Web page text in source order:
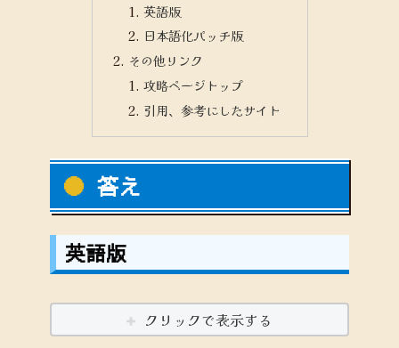
英語版
日本語化パッチ版
その他リンク
攻略ページトップ
引用、参考にしたサイト
答え
英語版
クリックで表示する